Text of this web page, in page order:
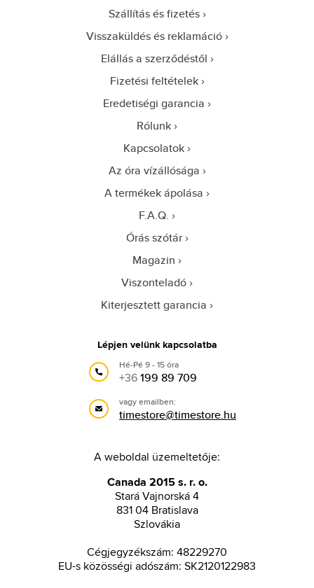
Szállítás és fizetés
Visszaküldés és reklamáció
Elállás a szerződéstől
Fizetési feltételek
Eredetiségi garancia
Rólunk
Kapcsolatok
Az óra vízállósága
A termékek ápolása
F.A.Q.
Órás szótár
Magazin
Viszonteladó
Kiterjesztett garancia
Lépjen velünk kapcsolatba
Hé-Pé 9 - 15 óra
+36199 89 709
vagy emailben:
timestore@timestore.hu
A weboldal üzemeltetője:
Canada 2015 s. r. o.
Stará Vajnorská 4
831 04 Bratislava
Szlovákia
Cégjegyzékszám: 48229270
EU-s közösségi adószám: SK2120122983